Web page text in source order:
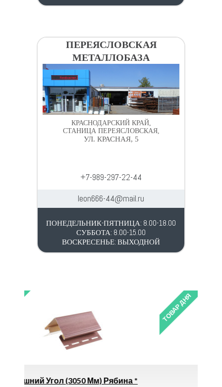
ПЕРЕЯСЛОВСКАЯ
МЕТАЛЛОБАЗА
КРАСНОДАРСКИЙ КРАЙ,
СТАНИЦА ПЕРЕЯСЛОВСКАЯ,
УЛ. КРАСНАЯ, 5
+7-989-297-22-44
leon666-44@mail.ru
ПОНЕДЕЛЬНИК-ПЯТНИЦА: 8.00-18.00
СУББОТА: 8.00-15.00
ВОСКРЕСЕНЬЕ: ВЫХОДНОЙ
*
ТОВАР ДНЯ
Уголок 90х90х7 (6м)